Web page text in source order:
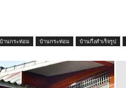
บ้านกระท่อม บ้านกระท่อม บ้านกึ่งสำเร็จรูป